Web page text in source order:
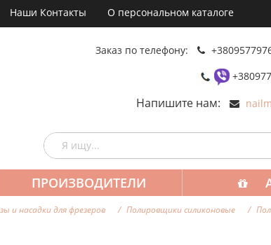
Наши Контакты О персональном каталоге
Заказ по телефону:
Напишите нам:
ПРОИЗВОДИТЕЛИ
и насадки для фрезеров Полировщики силиконовые